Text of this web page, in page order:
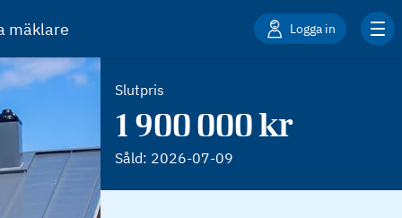
mäklare Logga in
Slutpris
1 900 000 kr
Såld: 2026-07-09